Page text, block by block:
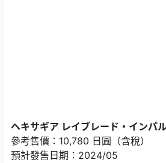
ヘキサギア レイブレード・インパ
參考售價：10,780 日圓（含稅）
預計發售日期：2024/05